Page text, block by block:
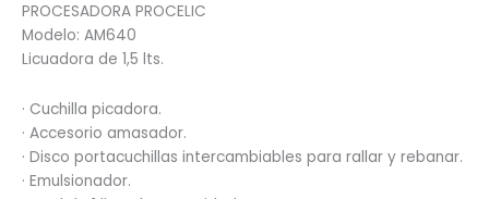
PROCESADORA PROCELIC
Modelo: AM640
Licuadora de 1,5 lts.
· Cuchilla picadora.
· Accesorio amasador.
· Disco portacuchillas intercambiables para rallar y rebanar.
· Emulsionador.